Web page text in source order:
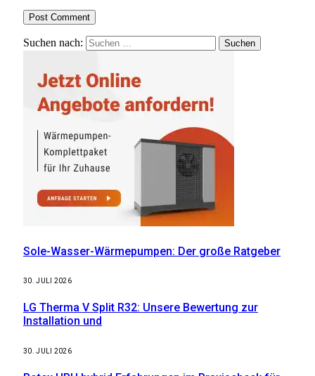
Suchen nach:
Sole-Wasser-Wärmepumpen: Der große Ratgeber
30. JULI 2026
LG Therma V Split R32: Unsere Bewertung zur
Installation und
30. JULI 2026